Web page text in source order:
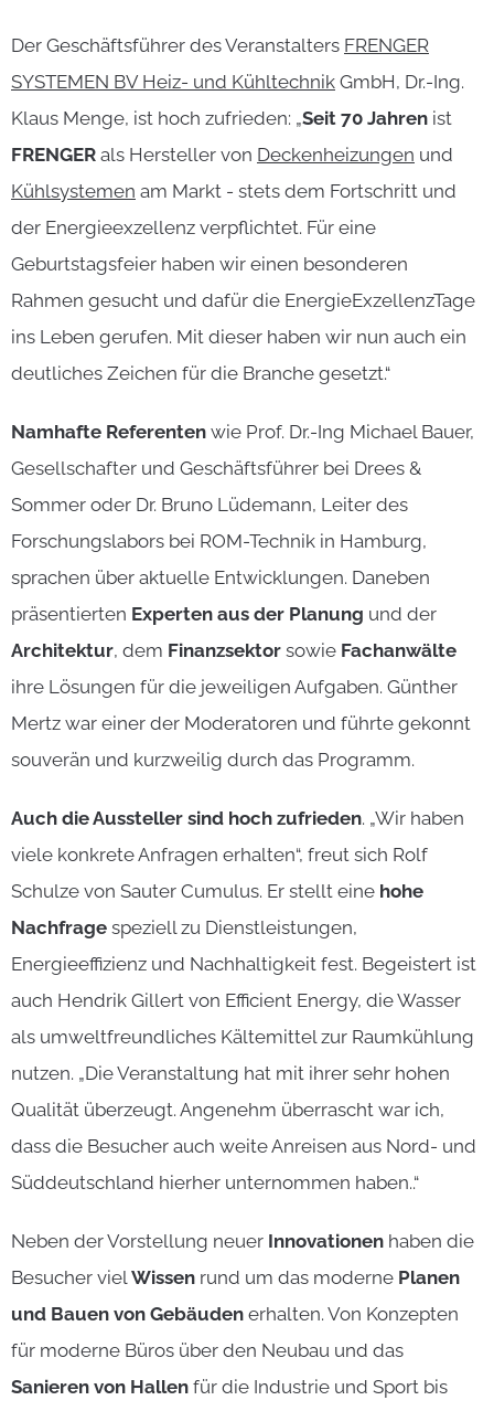
Der Geschäftsführer des Veranstalters FRENGER
SYSTEMEN BV Heiz- und Kühltechnik GmbH, Dr.-Ing.
Klaus Menge, ist hoch zufrieden: „Seit 70 Jahren ist
FRENGER als Hersteller von Deckenheizungen und
Kühlsystemen am Markt - stets dem Fortschritt und
der Energieexzellenz verpflichtet. Für eine
Geburtstagsfeier haben wir einen besonderen
Rahmen gesucht und dafür die EnergieExzellenzTage
ins Leben gerufen. Mit dieser haben wir nun auch ein
deutliches Zeichen für die Branche gesetzt.“
Namhafte Referenten wie Prof. Dr.-Ing Michael Bauer,
Gesellschafter und Geschäftsführer bei Drees &
Sommer oder Dr. Bruno Lüdemann, Leiter des
Forschungslabors bei ROM-Technik in Hamburg,
sprachen über aktuelle Entwicklungen. Daneben
präsentierten Experten aus der Planung und der
Architektur, dem Finanzsektor sowie Fachanwälte
ihre Lösungen für die jeweiligen Aufgaben. Günther
Mertz war einer der Moderatoren und führte gekonnt
souverän und kurzweilig durch das Programm.
Auch die Aussteller sind hoch zufrieden. „Wir haben
viele konkrete Anfragen erhalten“, freut sich Rolf
Schulze von Sauter Cumulus. Er stellt eine hohe
Nachfrage speziell zu Dienstleistungen,
Energieeffizienz und Nachhaltigkeit fest. Begeistert ist
auch Hendrik Gillert von Efficient Energy, die Wasser
als umweltfreundliches Kältemittel zur Raumkühlung
nutzen. „Die Veranstaltung hat mit ihrer sehr hohen
Qualität überzeugt. Angenehm überrascht war ich,
dass die Besucher auch weite Anreisen aus Nord- und
Süddeutschland hierher unternommen haben..“
Neben der Vorstellung neuer Innovationen haben die
Besucher vielWissen rund um das moderne Planen
und Bauen von Gebäuden erhalten. Von Konzepten
für moderne Büros über den Neubau und das
Sanieren von Hallen für die Industrie und Sport bis